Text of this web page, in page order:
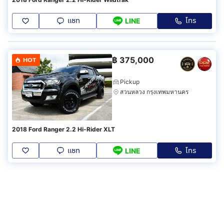
แชท LINE โทร
HOT ฿ 375,000
Pickup
สวนหลวง กรุงเทพมหานคร
2018 Ford Ranger 2.2 Hi-Rider XLT
แชท LINE โทร